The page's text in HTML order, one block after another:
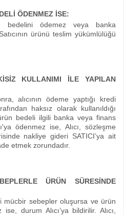
ÖDENMEZ İSE:
bedelini ödemez veya banka
ürünü teslim yükümlülüğü
KULLANIMI İLE YAPILAN
alıcının ödeme yaptığı kredi
haksız olarak kullanıldığı
bedeli ilgili banka veya finans
ödenmez ise, Alıcı, sözleşme
nakliye gideri SATICI’ya ait
etmek zorundadır.
ÜRÜN SÜRESİNDE
mücbir sebepler oluşursa ve ürün
durum Alıcı’ya bildirilir. Alıcı,